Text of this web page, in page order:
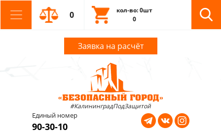
0
кол-во: 0шт
0
Заявка на расчёт
#КалининградПодЗащитой
Единый номер
90-30-10